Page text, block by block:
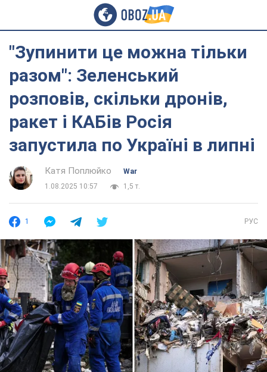
"Зупинити це можна тільки
разом": Зеленський
розповів, скільки дронів,
ракет і КАБів Росія
запустила по Україні в липні
Катя Поплюйко
War
1.08.2025 10:57
1,5 т.
1 РУС